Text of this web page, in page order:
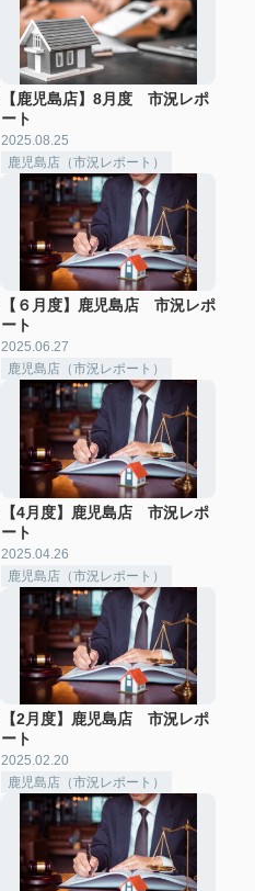
【鹿児島店】8月度 市況レポ
ート
2025.08.25
鹿児島店（市況レポート）
【６月度】鹿児島店 市況レポ
ート
2025.06.27
鹿児島店（市況レポート）
【4月度】鹿児島店 市況レポ
ート
2025.04.26
鹿児島店（市況レポート）
【2月度】鹿児島店 市況レポ
ート
2025.02.20
鹿児島店（市況レポート）